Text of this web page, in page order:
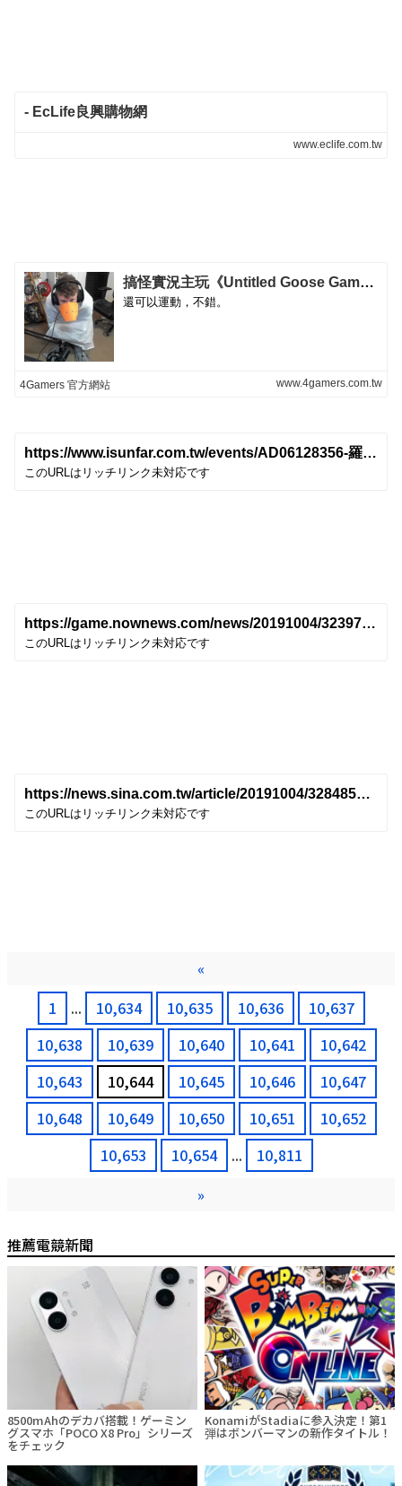
«
1
... 10,634 10,635 10,636
10,637
10,638
10,639 10,640 10,641
10,642
10,643
10,644 10,645 10,646
10,647
10,648
10,649 10,650 10,651
10,652
10,653
10,654 ...
10,811
»
推薦電競新聞
8500mAhのデカバ搭載！ゲーミン
グスマホ「POCO X8 Pro」シリーズ
をチェック
KonamiがStadiaに参入決定！第1
弾はボンバーマンの新作タイトル！